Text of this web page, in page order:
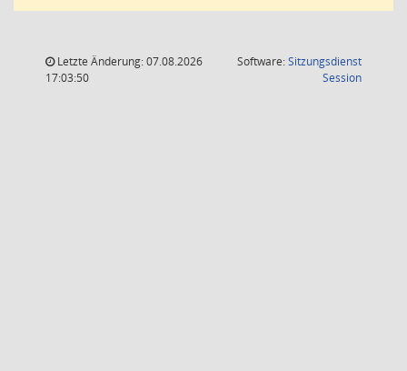
Letzte Änderung: 07.08.2026
17:03:50
Software:Sitzungsdienst
Session(Wird in